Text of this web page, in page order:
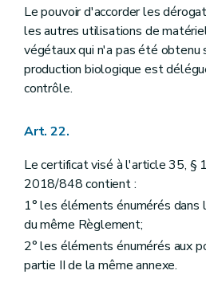
Le pouvoir d'accorder les
les autres utilisations de
végétaux qui n'a pas été obtenu
production biologique est
contrôle.
Art. 22.
Le certificat visé à l'article 35, § 1
2018/848 contient :
1° les éléments énumérés dans
du même Règlement;
2° les éléments énumérés aux
partie II de la même annexe.